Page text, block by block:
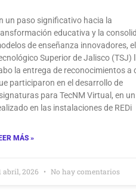
un paso significativo hacia la
educativa y la
de enseñanza innovadores, el
Superior de Jalisco (TSJ)
la entrega de reconocimientos a
participaron en el desarrollo de
para TecNM Virtual, en
en las instalaciones de REDi
MÁS »
abril, 2026 No hay comentarios